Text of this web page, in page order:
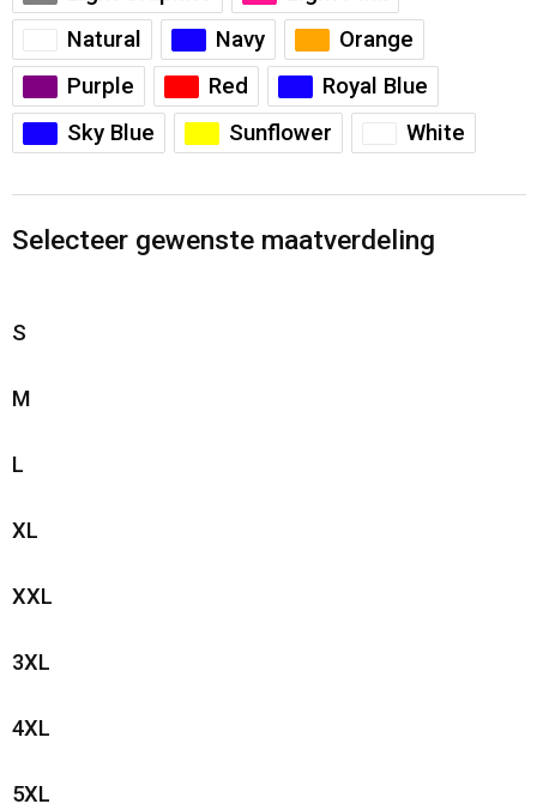
Natural
Navy
Orange
Purple
Red
Royal Blue
Sky Blue
Sunflower White
Selecteer gewenste maatverdeling
S
M
L
XL
XXL
3XL
4XL
5XL